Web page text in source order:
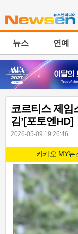
뉴스 연예
코르티스 제임
김’[포토엔HD]
2026-05-09 19:26:46
카카오 MY뉴